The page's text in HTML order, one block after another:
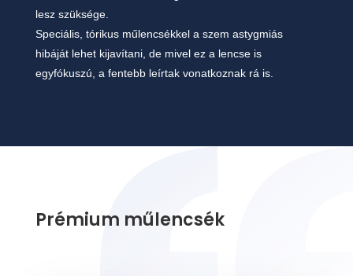
lesz szüksége.
Speciális, tórikus műlencsékkel a szem astygmiás
hibáját lehet kijavítani, de mivel ez a lencse is
egyfókuszú, a fentebb leírtak vonatkoznak rá is.
Prémium műlencsék